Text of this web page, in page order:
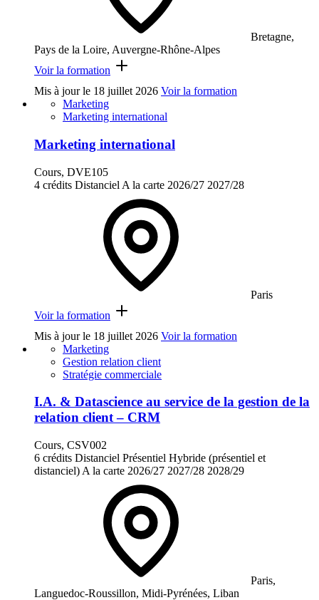
Bretagne,
Pays de la Loire, Auvergne-Rhône-Alpes
Voir la formation
Mis à jour le 18 juillet 2026 Voir la formation
Marketing
Marketing international
Marketing international
Cours, DVE105
4 crédits Distanciel A la carte 2026/27 2027/28
Paris
Voir la formation
Mis à jour le 18 juillet 2026 Voir la formation
Marketing
Gestion relation client
Stratégie commerciale
I.A. & Datascience au service de la gestion de la
relation client – CRM
Cours, CSV002
6 crédits Distanciel Présentiel Hybride (présentiel et
distanciel) A la carte 2026/27 2027/28 2028/29
Paris,
Languedoc-Roussillon, Midi-Pyrénées, Liban